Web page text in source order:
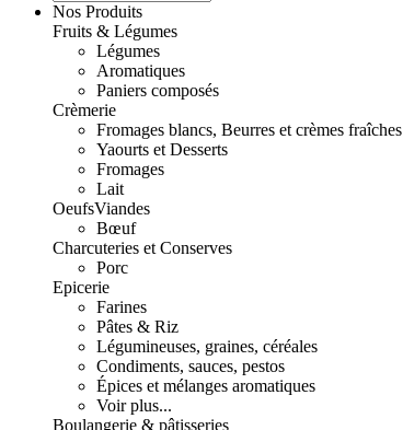
Nos Produits
Fruits & Légumes
Légumes
Aromatiques
Paniers composés
Crèmerie
Fromages blancs, Beurres et crèmes fraîches
Yaourts et Desserts
Fromages
Lait
OeufsViandes
Bœuf
Charcuteries et Conserves
Porc
Epicerie
Farines
Pâtes & Riz
Légumineuses, graines, céréales
Condiments, sauces, pestos
Épices et mélanges aromatiques
Voir plus...
Boulangerie & pâtisseries